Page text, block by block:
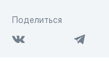
Поделиться